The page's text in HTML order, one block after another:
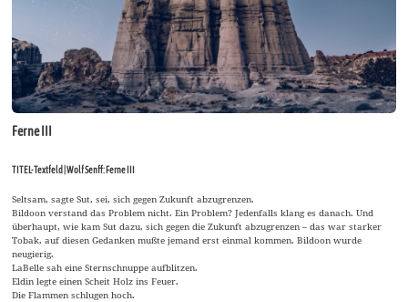
Ferne III
TITEL-Textfeld | Wolf Senff: Ferne III
Seltsam, sagte Sut, sei, sich gegen Zukunft abzugrenzen.
Bildoon verstand das Problem nicht. Ein Problem? Jedenfalls klang es danach. Und
überhaupt, wie kam Sut dazu, sich gegen die Zukunft abzugrenzen – das war starker
Tobak, auf diesen Gedanken mußte jemand erst einmal kommen. Bildoon wurde
neugierig.
LaBelle sah eine Sternschnuppe aufblitzen.
Eldin legte einen Scheit Holz ins Feuer.
Die Flammen schlugen hoch.